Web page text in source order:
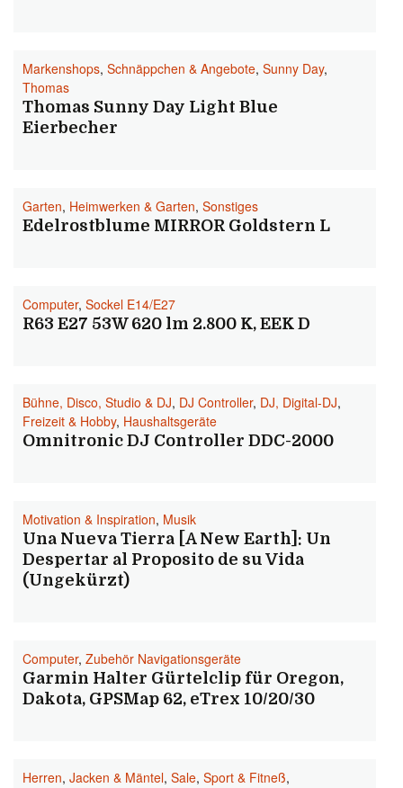
Markenshops, Schnäppchen & Angebote, Sunny Day,
Thomas
Thomas Sunny Day Light Blue
Eierbecher
Garten, Heimwerken & Garten, Sonstiges
Edelrostblume MIRROR Goldstern L
Computer, Sockel E14/E27
R63 E27 53W 620 lm 2.800 K, EEK D
Bühne, Disco, Studio & DJ, DJ Controller, DJ, Digital-DJ,
Freizeit & Hobby, Haushaltsgeräte
Omnitronic DJ Controller DDC-2000
Motivation & Inspiration, Musik
Una Nueva Tierra [A New Earth]: Un
Despertar al Proposito de su Vida
(Ungekürzt)
Computer, Zubehör Navigationsgeräte
Garmin Halter Gürtelclip für Oregon,
Dakota, GPSMap 62, eTrex 10/20/30
Herren, Jacken & Mäntel, Sale, Sport & Fitneß,